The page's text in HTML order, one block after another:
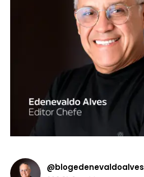
@blogedenevaldoalves